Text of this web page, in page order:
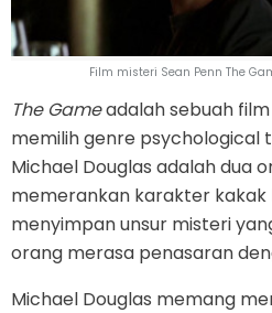
Film misteri Sean Penn The
The Gameadalah sebuah film
memilih genre psychological
Michael Douglas adalah dua
memerankan karakter kakak
menyimpan unsur misteri
orang merasa penasaran
Michael Douglas memang